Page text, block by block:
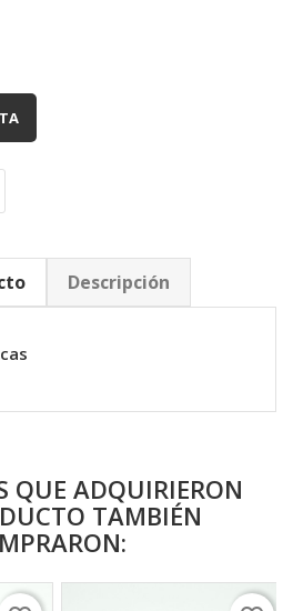
Descripción
QUE ADQUIRIERON
TAMBIÉN